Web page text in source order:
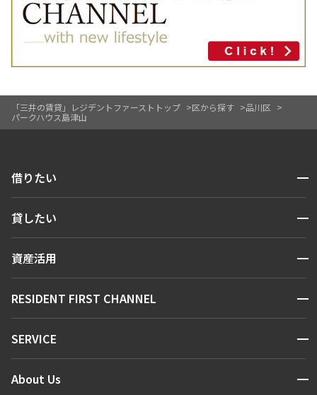
「三井の賃貸」レジデントファーストトップ 区から探す
品川区
パークハウス島津山
借りたい 開閉
人気エリアから探す
新着情報から探す
新着募集情報
貸したい 開閉
お問い合わせ
資産活用 開閉
お問い合わせ
RESIDENT FIRST CHANNEL 開閉
マンションレポート
住まいのコラム
SERVICE 開閉
会員ページ
About Us 開閉